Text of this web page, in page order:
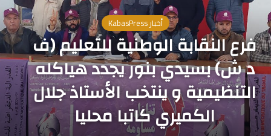
أخبار KabasPress
فرع النقابة الوطنية للتعليم (ف
د ش) بسيدي بنور يجدد هياكله
التنظيمية و ينتخب الأستاذ جلال
الكميري كاتبا محليا